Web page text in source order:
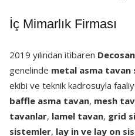
İç Mimarlık Firması
2019 yılından itibaren
genelinde metal asma tavan
ekibi ve teknik kadrosuyla
baffle asma tavan, mesh
tavanlar, lamel tavan, grid
sistemler, lay in ve lay on